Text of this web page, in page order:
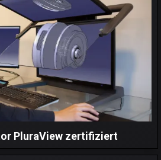
PluraView zertifiziert